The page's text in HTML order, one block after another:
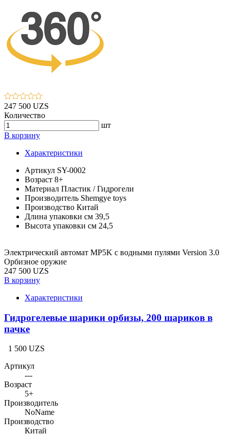
247 500 UZS
Количество
шт
В корзину
Характеристики
Артикул SY-0002
Возраст 8+
Материал Пластик / Гидрогели
Производитель Shemgye toys
Производство Китай
Длина упаковки см 39,5
Высота упаковки см 24,5
Электрический автомат MP5K с водными пулями Version 3.0
Орбизное оружие
247 500 UZS
В корзину
Характеристики
Гидрогелевые шарики орбизы, 200 шариков в
пачке
1 500 UZS
Артикул
---
Возраст
5+
Производитель
NoName
Производство
Китай